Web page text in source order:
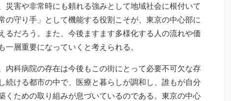
災害や非常時にも頼れる強みとして地域社会に根付いて
の守り手」として機能する役割こそが、東京の中心部に
るだろう。また、今後ますます多様化する人の流れや価
層重要になっていくと考えられる。
内科病院の存在は今後もこの街にとって必要不可欠な存
続ける都市の中で、医療と暮らしが調和し、誰もが自分
くための取り組みが息づいているのである。東京の中心